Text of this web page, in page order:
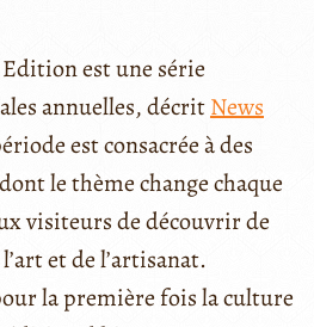
est une série
annuelles, décritNews
est consacrée à des
le thème change chaque
visiteurs de découvrir de
et de l’artisanat.
la première fois la culture